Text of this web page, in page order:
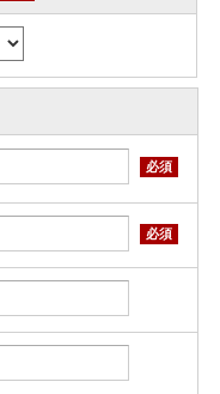
必須
必須